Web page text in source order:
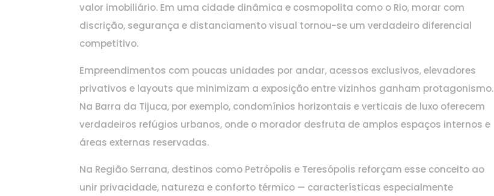
valor imobiliário. Em uma cidade dinâmica e cosmopolita como o Rio, morar com
discrição, segurança e distanciamento visual tornou-se um verdadeiro diferencial
competitivo.
Empreendimentos com poucas unidades por andar, acessos exclusivos, elevadores
privativos e layouts que minimizam a exposição entre vizinhos ganham protagonismo.
Na Barra da Tijuca, por exemplo, condomínios horizontais e verticais de luxo oferecem
verdadeiros refúgios urbanos, onde o morador desfruta de amplos espaços internos e
áreas externas reservadas.
Na Região Serrana, destinos como Petrópolis e Teresópolis reforçam esse conceito ao
unir privacidade, natureza e conforto térmico — características especialmente